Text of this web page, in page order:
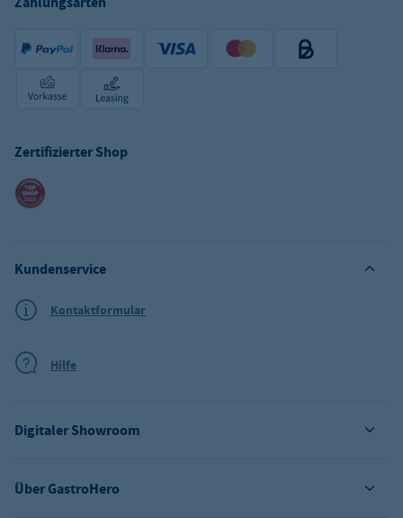
Zertifizierter Shop
Über GastroHero
Digitaler Showroom
Kundenservice
Kontaktformular
Hilfe